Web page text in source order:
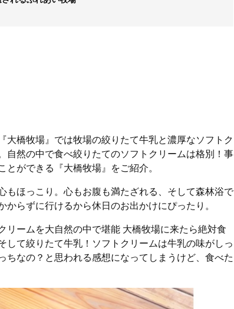
大橋牧場』では牧場の絞りたて牛乳と濃厚なソフトク
自然の中で食べ絞りたてのソフトクリームは格別！事
ができる『大橋牧場』をご紹介。
もほっこり。心もお腹も満たざれる、そして森林浴で
らずに行けるから休日のお出かけにぴったり。
リームを大自然の中で堪能 大橋牧場に来たら絶対食
て絞りたて牛乳！ソフトクリームは牛乳の味がしっ
なの？と思われる感想になってしまうけど、食べた